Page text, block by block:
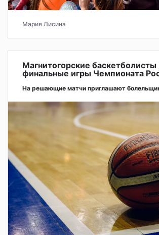
Мария Лисина
Магнитогорские
финальные игры Чемпионата
На решающие матчи приглашают